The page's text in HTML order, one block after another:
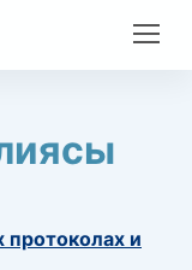
протоколах и